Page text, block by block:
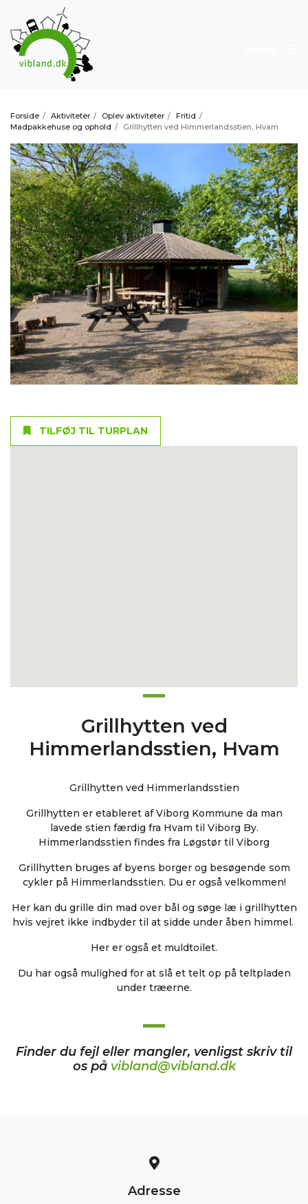
Forside / Aktiviteter / Oplev aktiviteter / Fritid /
Madpakkehuse og ophold / Grillhytten ved Himmerlandsstien, Hvam
TILFØJ TIL TURPLAN
Grillhytten ved
Himmerlandsstien, Hvam
Grillhytten ved Himmerlandsstien
Grillhytten er etableret af Viborg Kommune da man
lavede stien færdig fra Hvam til Viborg By.
Himmerlandsstien findes fra Løgstør til Viborg
Grillhytten bruges af byens borger og besøgende som
cykler på Himmerlandsstien. Du er også velkommen!
Her kan du grille din mad over bål og søge læ i grillhytten
hvis vejret ikke indbyder til at sidde under åben himmel.
Her er også et muldtoilet.
Du har også mulighed for at slå et telt op på teltpladen
under træerne.
Finder du fejl eller mangler, venligst skriv til
os på vibland@vibland.dk
Adresse